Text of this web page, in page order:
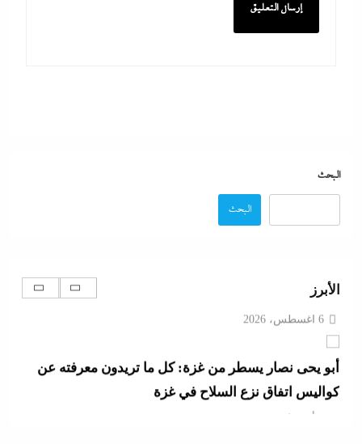
البحث
البحث
الأبرز
في الاحتياطي الأجنبي رغم توترات هرمز
6 أغسطس، 2026
أبو يحى نصار يسطر من غزة: كل ما تريدون معرفته عن
كواليس اتفاق نزع السلاح في غزة
6 أغسطس، 2026